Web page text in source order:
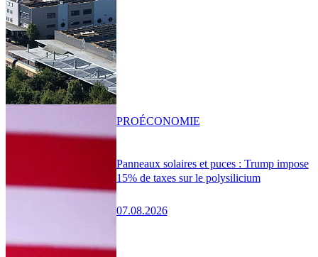
Panneaux solaires et puces : Trump impose
15% de taxes sur le polysilicium
07.08.2026
PROÉCONOMIE